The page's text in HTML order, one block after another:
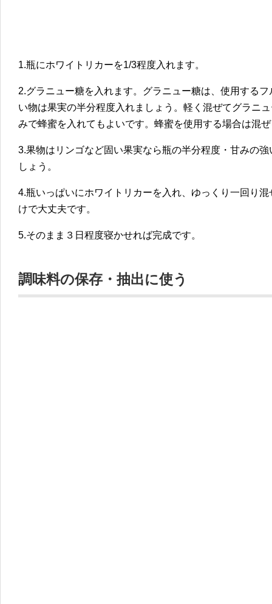
1.瓶にホワイトリカーを1/3程度入れます。
2.グラニュー糖を入れます。グラニュー糖は、使用する
い物は果実の半分程度入れましょう。軽く混ぜてグラニ
みで蜂蜜を入れてもよいです。蜂蜜を使用する場合は混
3.果物はリンゴなど固い果実なら瓶の半分程度・甘みの
しょう。
4.瓶いっぱいにホワイトリカーを入れ、ゆっくり一回り
けで大丈夫です。
5.そのまま３日程度寝かせれば完成です。
調味料の保存・抽出に使う